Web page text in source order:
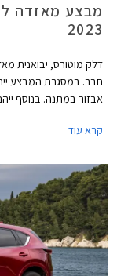
מבצע מאזדה
2023
דלק מוטורס, יבואנית
חבר. במסגרת המבצע
התצוגה של מאזדה בין התאריכים
קרא עוד